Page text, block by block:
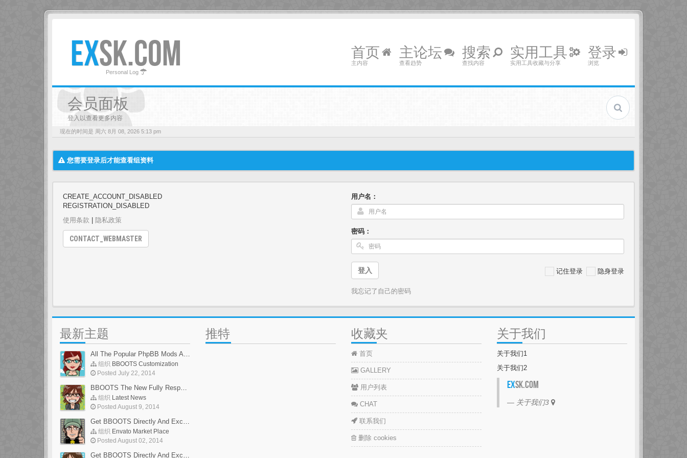
EXSK.COM
Personal Log
首页
主内容
主论坛
查看趋势
搜索
查找内容
实用工具
实用工具收藏与分享
登录
浏览
会员面板
登入以查看更多内容
现在的时间是 周六 8月 08, 2026 5:13 pm
您需要登录后才能查看组资料
CREATE_ACCOUNT_DISABLED
REGISTRATION_DISABLED
使用条款
隐私政策
CONTACT_WEBMASTER
用户名：
密码：
记住登录 隐身登录
登入
我忘记了自己的密码
最新主题
All The Popular PhpBB Mods Are Coming Soon
组织 BBOOTS Customization
Posted July 22, 2014
BBOOTS The New Fully Responsive PhpBB Theme
组织 Latest News
Posted August 9, 2014
Get BBOOTS Directly And Exclusively On ThemeForest
组织 Envato Market Place
Posted August 02, 2014
Get BBOOTS Directly And Exclusively On ThemeForest
推特 收藏夹
首页
GALLERY
用户列表
CHAT
联系我们
删除 cookies
关于我们
关于我们1
关于我们2
EXSK.com
关于我们3